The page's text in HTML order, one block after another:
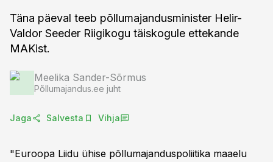
Täna päeval teeb põllumajandusminister Helir-
Valdor Seeder Riigikogu täiskogule ettekande
MAKist.
Meelika Sander-Sõrmus
Põllumajandus.ee juht
Jaga Salvesta Vihja
"Euroopa Liidu ühise põllumajanduspoliitika maaelu